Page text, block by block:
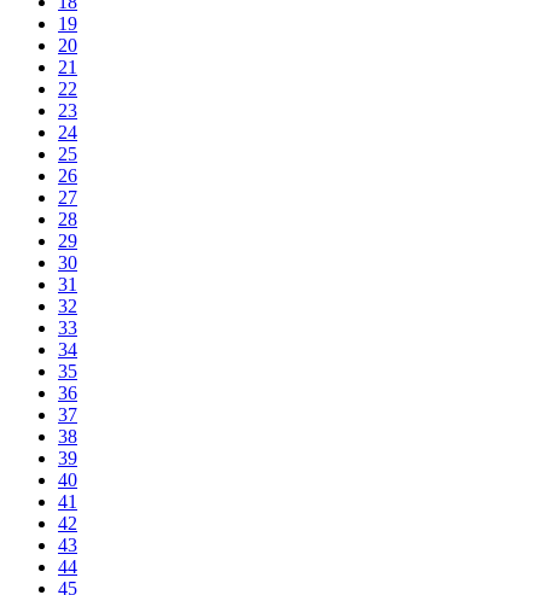
19
20
21
22
23
24
25
26
27
28
29
30
31
32
33
34
35
36
37
38
39
40
41
42
43
44
45